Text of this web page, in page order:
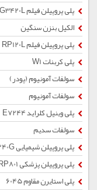
پلی پروپیلن فیلم RG3420L
الکیل بنزن سنگین
پلی پروپیلن فیلم RP120L
پلی کربنات W1
سولفات آمونیوم (پودر)
سولفات آمونیوم
پلی وینیل کلراید E7244
سولفات سدیم
پلی پروپیلن شیمیایی RP240G
پلی پروپیلن پزشکی ARP801
پلی استایرن مقاوم 6045